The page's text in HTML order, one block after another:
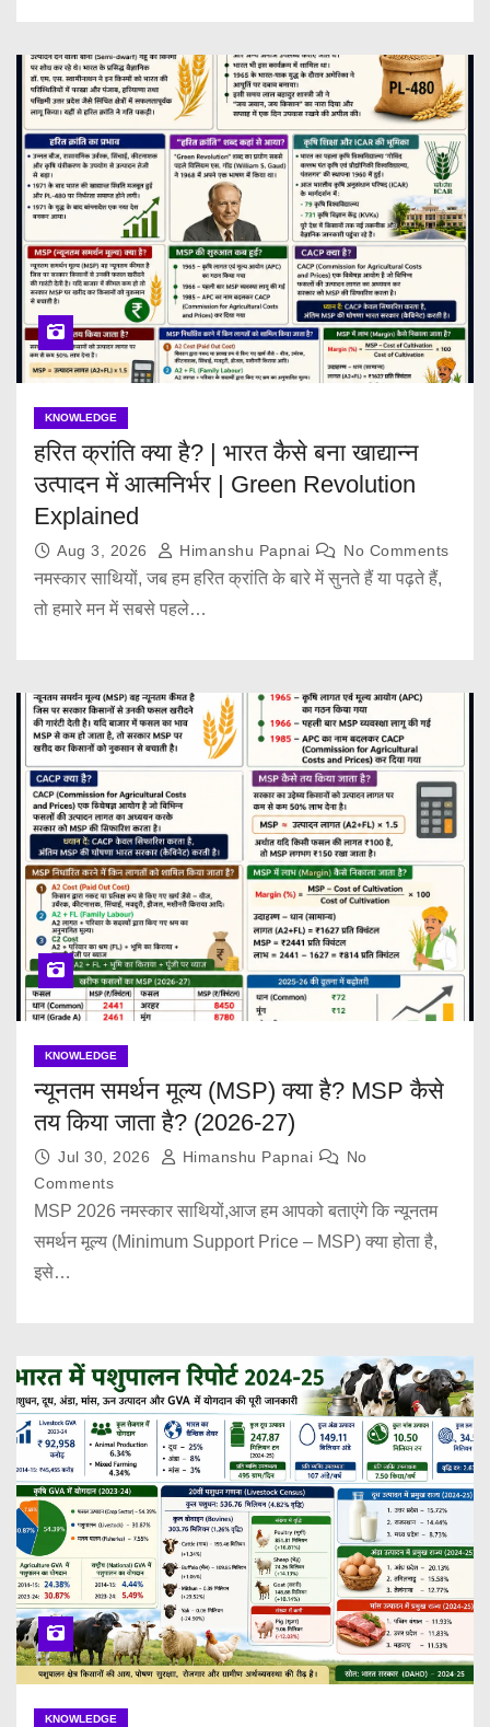
KNOWLEDGE
हरित क्रांति क्या है? | भारत कैसे बना खाद्यान्न
उत्पादन में आत्मनिर्भर | Green Revolution
Explained
Aug 3, 2026 Himanshu Papnai No Comments
नमस्कार साथियों, जब हम हरित क्रांति के बारे में सुनते हैं या पढ़ते हैं,
तो हमारे मन में सबसे पहले…
KNOWLEDGE
न्यूनतम समर्थन मूल्य (MSP) क्या है? MSP कैसे
तय किया जाता है? (2026-27)
Jul 30, 2026 Himanshu Papnai
No
Comments
MSP 2026 नमस्कार साथियों,आज हम आपको बताएंगे कि न्यूनतम
समर्थन मूल्य (Minimum Support Price – MSP) क्या होता है,
इसे…
KNOWLEDGE